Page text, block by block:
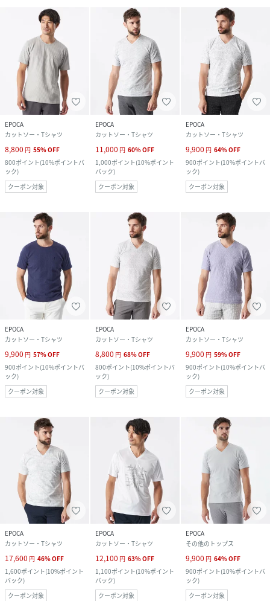
EPOCA
カットソー・Tシャツ
8,800 円 55%OFF
800ポイント(10%ポイントバ
ック)
クーポン対象
EPOCA
カットソー・Tシャツ
11,000 円 60%OFF
1,000ポイント(10%ポイント
バック)
クーポン対象
EPOCA
カットソー・Tシャツ
9,900 円 64%OFF
900ポイント(10%ポイントバ
ック)
クーポン対象
EPOCA
カットソー・Tシャツ
9,900 円 57%OFF
900ポイント(10%ポイントバ
ック)
クーポン対象
EPOCA
カットソー・Tシャツ
8,800 円 68%OFF
800ポイント(10%ポイントバ
ック)
クーポン対象
EPOCA
カットソー・Tシャツ
9,900 円 59%OFF
900ポイント(10%ポイントバ
ック)
クーポン対象
EPOCA
カットソー・Tシャツ
17,600 円 46%OFF
1,600ポイント(10%ポイント
バック)
クーポン対象
EPOCA
カットソー・Tシャツ
12,100 円 63%OFF
1,100ポイント(10%ポイント
バック)
クーポン対象
EPOCA
その他のトップス
9,900 円 64%OFF
900ポイント(10%ポイントバ
ック)
クーポン対象